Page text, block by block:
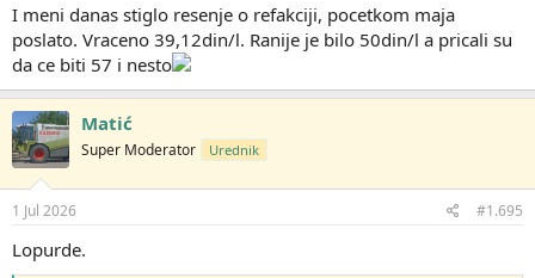
I meni danas stiglo resenje o refakciji, pocetkom maja
poslato. Vraceno 39,12din/l. Ranije je bilo 50din/l a pricali su
da ce biti 57 i nesto
Matić
Super Moderator Urednik
1 Jul 2026 #1.695
Lopurde.